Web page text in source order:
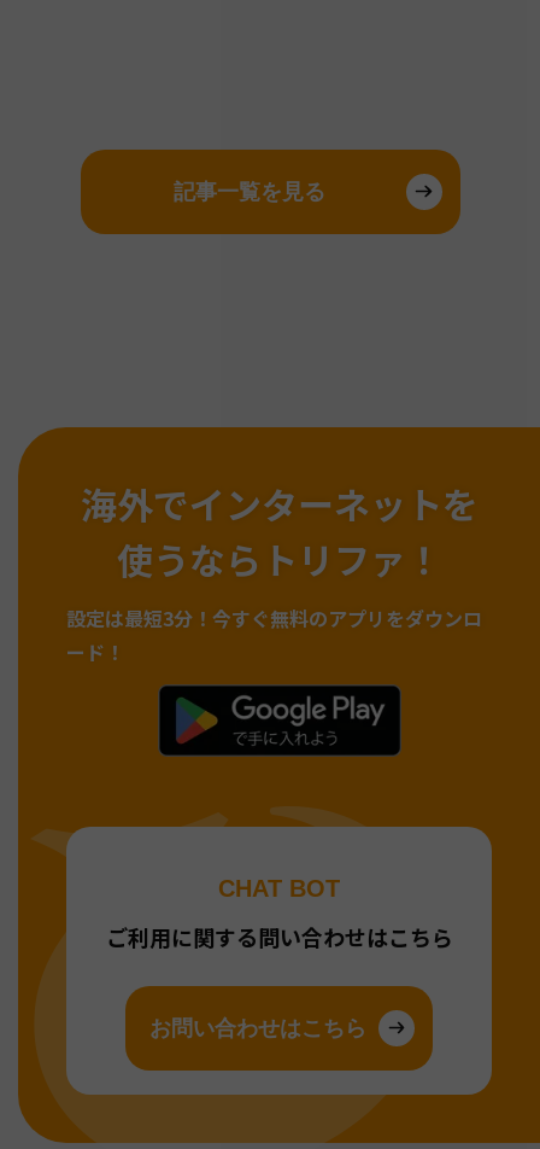
記事一覧を見る
海外でインターネットを
使うならトリファ！
設定は最短3分！ 今すぐ無料のアプリをダウンロ
ード！
CHAT BOT
ご利用に関する問い合わせはこちら
お問い合わせはこちら